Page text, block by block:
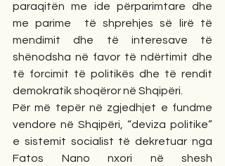
paraqitën me ide përparimtare dhe
me parime  të shprehjes së lirë të
mendimit dhe të interesave të
shënodsha në favor të ndërtimit dhe
të forcimit të politikës dhe të rendit
demokratik shoqëror në Shqipëri.
Për më tepër në zgjedhjet e fundme
vendore në Shqipëri, “deviza politike”
e sistemit socialist të dekretuar nga
Fatos Nano nxori në shesh